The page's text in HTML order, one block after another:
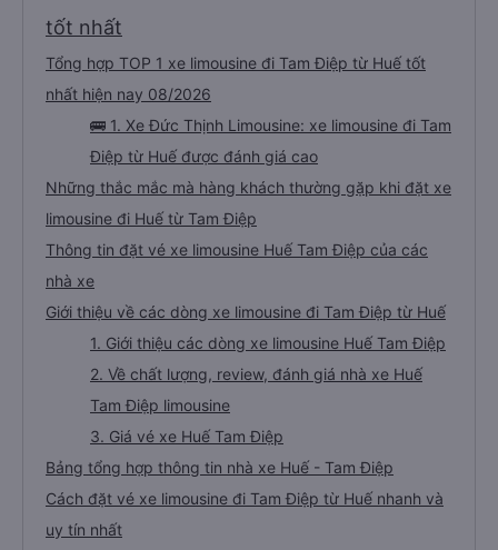
tốt nhất
Tổng hợp TOP 1 xe limousine đi Tam Điệp từ Huế tốt
nhất hiện nay 08/2026
🚌 1. Xe Đức Thịnh Limousine: xe limousine đi Tam
Điệp từ Huế được đánh giá cao
Những thắc mắc mà hàng khách thường gặp khi đặt xe
limousine đi Huế từ Tam Điệp
Thông tin đặt vé xe limousine Huế Tam Điệp của các
nhà xe
Giới thiệu về các dòng xe limousine đi Tam Điệp từ Huế
1. Giới thiệu các dòng xe limousine Huế Tam Điệp
2. Về chất lượng, review, đánh giá nhà xe Huế
Tam Điệp limousine
3. Giá vé xe Huế Tam Điệp
Bảng tổng hợp thông tin nhà xe Huế - Tam Điệp
Cách đặt vé xe limousine đi Tam Điệp từ Huế nhanh và
uy tín nhất